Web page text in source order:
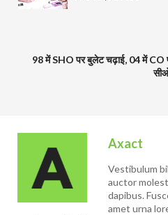
98 में SHO पर बुलेट चढ़ाई, 04 में CO
Axact
Vestibulum
auctor
dapibus.
amet urna